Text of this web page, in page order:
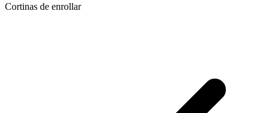
Cortinas de enrollar